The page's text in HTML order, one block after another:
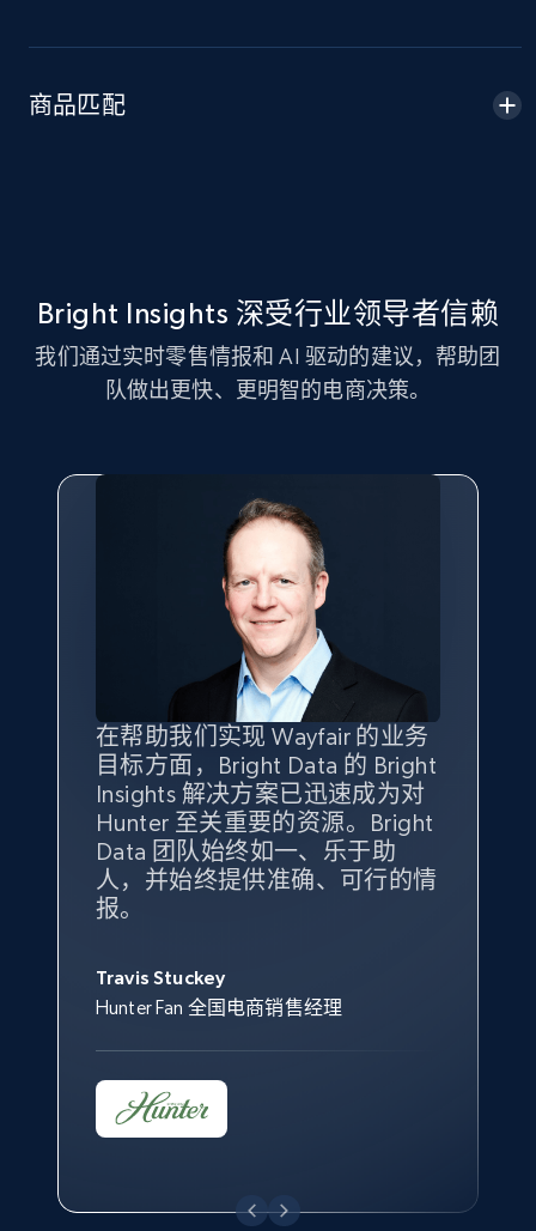
URL, Product id, Title, Seller name, Seller rating,
Seller reviews, Breadcrumbs, Root category, and
more.
eBay - Gather data on products using
specified keywords
URL, Product id, Title, Seller name, Seller rating,
Seller reviews, Breadcrumbs, Root category, and
2.5K+ 359+ 立即开始
eBay - Collect products from shops on eBay
URL, Product id, Title, Seller name, Seller rating,
Seller reviews, Breadcrumbs, Root category, and
359+
eBay - Collect records by category
more.
商品匹配
Bright Insights 深受行业领导者信赖
我们通过实时零售情报和 AI 驱动的建议，帮助团
队做出更快、更明智的电商决策。
在帮助我们实现 Wayfair 的业务
目标方面，Bright Data 的 Bright
Insights 解决方案已迅速成为对
Hunter 至关重要的资源。Bright
Data 团队始终如一、乐于助
人，并始终提供准确、可行的情
报。
Travis Stuckey
Hunter Fan 全国电商销售经理
Bright Insights 的数据极大地支
持了我们公司的目标。每个产品
类别的市场份额帮助我们以主要
竞争对手为基准，而供应商的销
售情况则从战术上帮助我们的营
销团队扩大产品种类。
Overstock 的客户战略与洞察总监
我们之所以选择 Bright
Insights，是因为它能够跟踪销
售情况，并绘制对我们业务至关
重要的竞争产品类别图。
Yael Fridman
Keter 的市场总监
借助 Bright Data 的解决方案，
我们获得了对市场领域、产品、
竞争格局以及消费者行为趋势的
独特且全面的洞察。
Beverly Taylor
Kingston Brass, Inc. 商品规划总监